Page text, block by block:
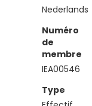
Nederlands
Numéro
de
membre
IEA00546
Type